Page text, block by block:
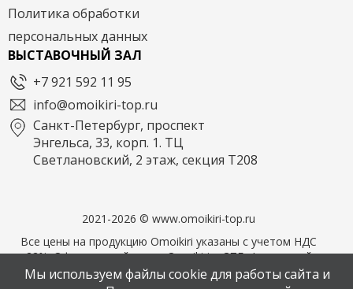
Политика обработки
персональных данных
ВЫСТАВОЧНЫЙ ЗАЛ
+7 921 592 11 95
info@omoikiri-top.ru
Санкт-Петербург, проспект
Энгельса, 33, корп. 1. ТЦ
Светлановский, 2 этаж, секция Т208
2021-2026 © www.omoikiri-top.ru
Все цены на продукцию Omoikiri указаны с учетом НДС
22%. Официальный дилер Omoikiri в СПБ. Фирменный
магазин OMOIKIRI
Мы используем файлы cookie для работы сайта и